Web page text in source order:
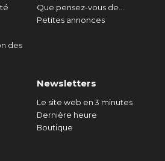
des
Que pensez-vous de...
Petites annonces
Newsletters
Le site web en 3 minutes
Dernière heure
Boutique